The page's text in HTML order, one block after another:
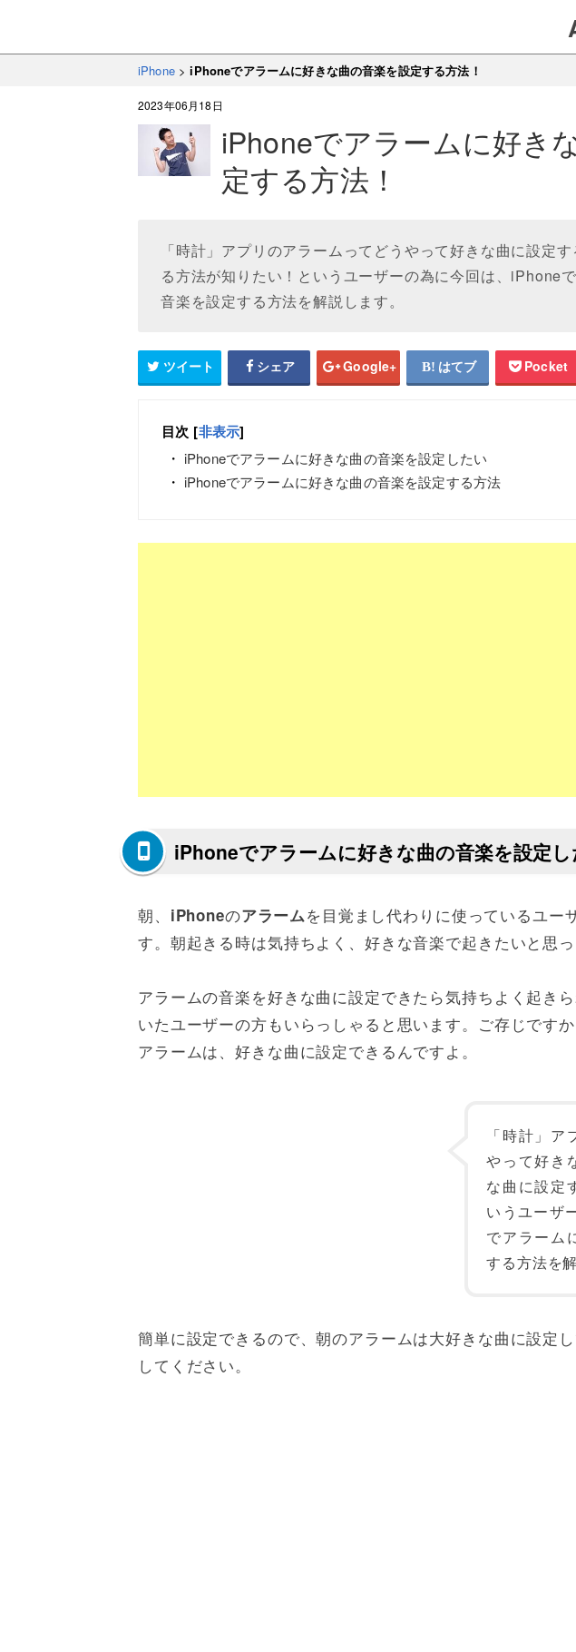
iPhone>iPhoneでアラームに好きな曲の音楽を設定する方法！
2023年06月18日
iPhoneでアラームに好き
定する方法！
「時計」アプリのアラームってどうやって好きな曲に設定
る方法が知りたい！というユーザーの為に今回は、iPhone
音楽を設定する方法を解説します。
ツイート シェア Google+ はてブ Pocket
目次 [非表示]
iPhoneでアラームに好きな曲の音楽を設定したい
iPhoneでアラームに好きな曲の音楽を設定する方法
iPhoneでアラームに好きな曲の音楽を設定
朝、 iPhoneのアラームを目覚まし代わりに使っているユー
す。朝起きる時は気持ちよく、好きな音楽で起きたいと思
アラームの音楽を好きな曲に設定できたら気持ちよく起き
いたユーザーの方もいらっしゃると思います。ご存じです
アラームは、好きな曲に設定できるんですよ。
「時計」ア
やって好き
な曲に設定
いうユーザ
でアラーム
する方法を
簡単に設定できるので、朝のアラームは大好きな曲に設定
してください。